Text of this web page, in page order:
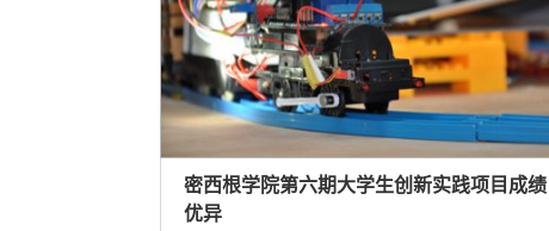
密西根学院第六期大学生创新实践项目成绩
优异